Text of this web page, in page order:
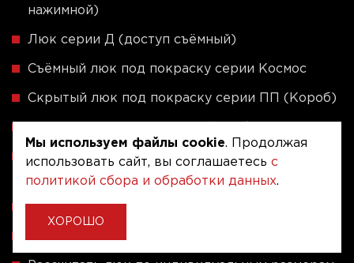
нажимной)
Люк серии Д (доступ съёмный)
Съёмный люк под покраску серии Космос
Скрытый люк под покраску серии ПП (Короб)
Скрытые люки под плитку - Серия ЛПВК
(Купе)
Ревизионные люки серии A (сталь / присоска)
Мы используем файлы cookie. Продолжая
использовать сайт, вы соглашаетесь с
политикой сбора и обработки данных.
ХОРОШО